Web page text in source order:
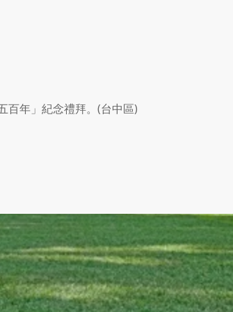
百年」紀念禮拜。(台中區)